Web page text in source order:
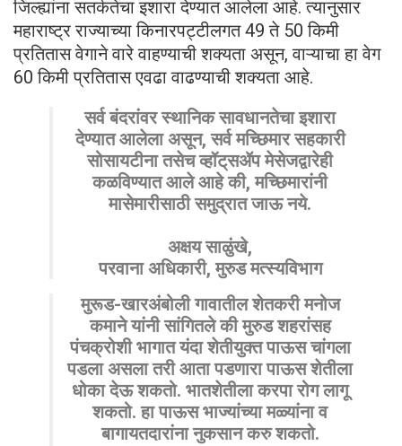
जिल्ह्यांना सतर्कतेचा इशारा देण्यात आलेला आहे. त्यानुसार
महाराष्ट्र राज्याच्या किनारपट्टीलगत 49 ते 50 किमी
प्रतितास वेगाने वारे वाहण्याची शक्यता असून, वाऱ्याचा हा वेग
60 किमी प्रतितास एवढा वाढण्याची शक्यता आहे.
सर्व बंदरांवर स्थानिक सावधानतेचा इशारा
देण्यात आलेला असून, सर्व मच्छिमार सहकारी
सोसायटीना तसेच व्हॉट्‌‍सॲप मेसेजद्वारेही
कळविण्यात आले आहे की, मच्छिमारांनी
मासेमारीसाठी समुद्रात जाऊ नये.
अक्षय साळुंखे,
परवाना अधिकारी, मुरुड मत्स्यविभाग
मुरूड-खारअंबोली गावातील शेतकरी मनोज
कमाने यांनी सांगितले की मुरुड शहरांसह
पंचक्रोशी भागात यंदा शेतीयुक्त पाऊस चांगला
पडला असला तरी आता पडणारा पाऊस शेतीला
धोका देऊ शकतो. भातशेतीला करपा रोग लागू
शकतो. हा पाऊस भाज्यांच्या मळ्यांना व
बागायतदारांना नुकसान करु शकतो.